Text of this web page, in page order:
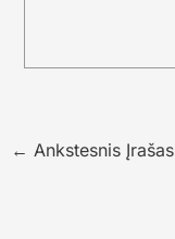
← Ankstesnis Įrašas